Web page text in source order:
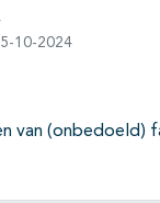
10-2024
van (onbedoeld)